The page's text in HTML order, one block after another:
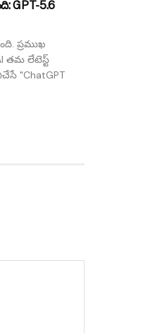
GPT-5.6
ప్రముఖ
తమ లేటెస్ట్
"ChatGPT